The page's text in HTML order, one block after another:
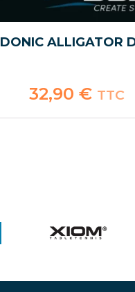
DONIC ALLIGATOR
32,90 € TTC